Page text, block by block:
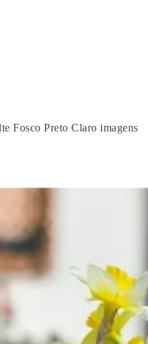
Fosco Preto Claro imagens